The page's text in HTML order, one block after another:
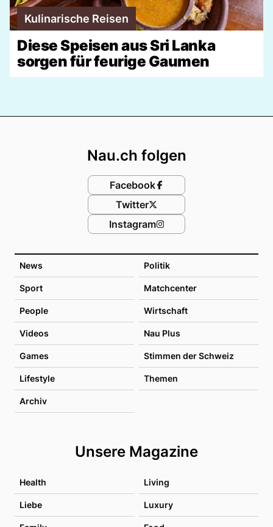
Kulinarische Reisen
Diese Speisen aus Sri Lanka
sorgen für feurige Gaumen
News Politik
Sport Matchcenter
People Wirtschaft
Videos Nau Plus
Games Stimmen der Schweiz
Lifestyle Themen
Archiv
Unsere Magazine
Health Living
Liebe Luxury
Nau.ch folgen
Facebook
Twitter
Instagram